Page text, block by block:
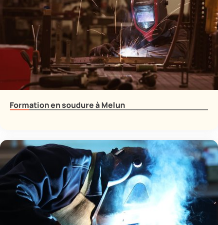
Formation en soudure à Melun